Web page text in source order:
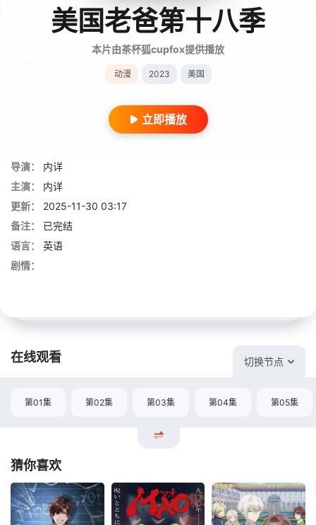
美国老爸第十八季
本片由茶杯狐cupfox提供播放
动漫 2023 美国
立即播放
导演：
内详
主演：
内详
更新：
2025-11-30 03:17
备注：
已完结
语言：
英语
剧情：
在线观看 切换节点
第01集 第02集 第03集 第04集 第05集
猜你喜欢